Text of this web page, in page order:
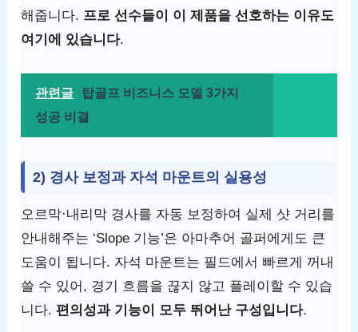
해줍니다. 프로 선수들이 이 제품을 선호하는 이유도
여기에 있습니다.
관련글
탑골프 비즈니스 모델 3가지
성공 비결
2) 경사 보정과 자석 마운트의 실용성
오르막·내리막 경사를 자동 보정하여 실제 샷 거리를
안내해주는 ‘Slope 기능’은 아마추어 골퍼에게도 큰
도움이 됩니다. 자석 마운트는 필드에서 빠르게 꺼내
쓸 수 있어, 경기 흐름을 끊지 않고 플레이할 수 있습
니다. 편의성과 기능이 모두 뛰어난 구성입니다.